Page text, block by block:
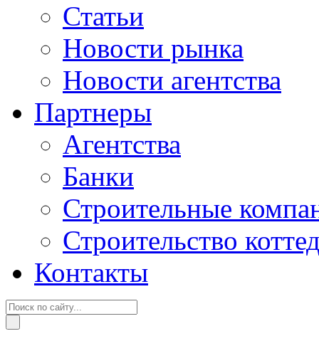
Статьи
Новости рынка
Новости агентства
Партнеры
Агентства
Банки
Строительные
Строительство
Контакты